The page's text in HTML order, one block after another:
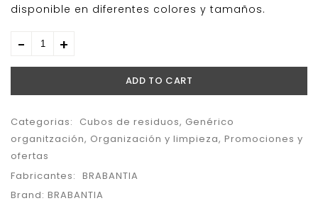
disponible en diferentes colores y tamaños.
ADD TO CART
Categorias: Cubos de residuos, Genérico
organitzación, Organización y limpieza, Promociones y
ofertas
Fabricantes: BRABANTIA
Brand: BRABANTIA